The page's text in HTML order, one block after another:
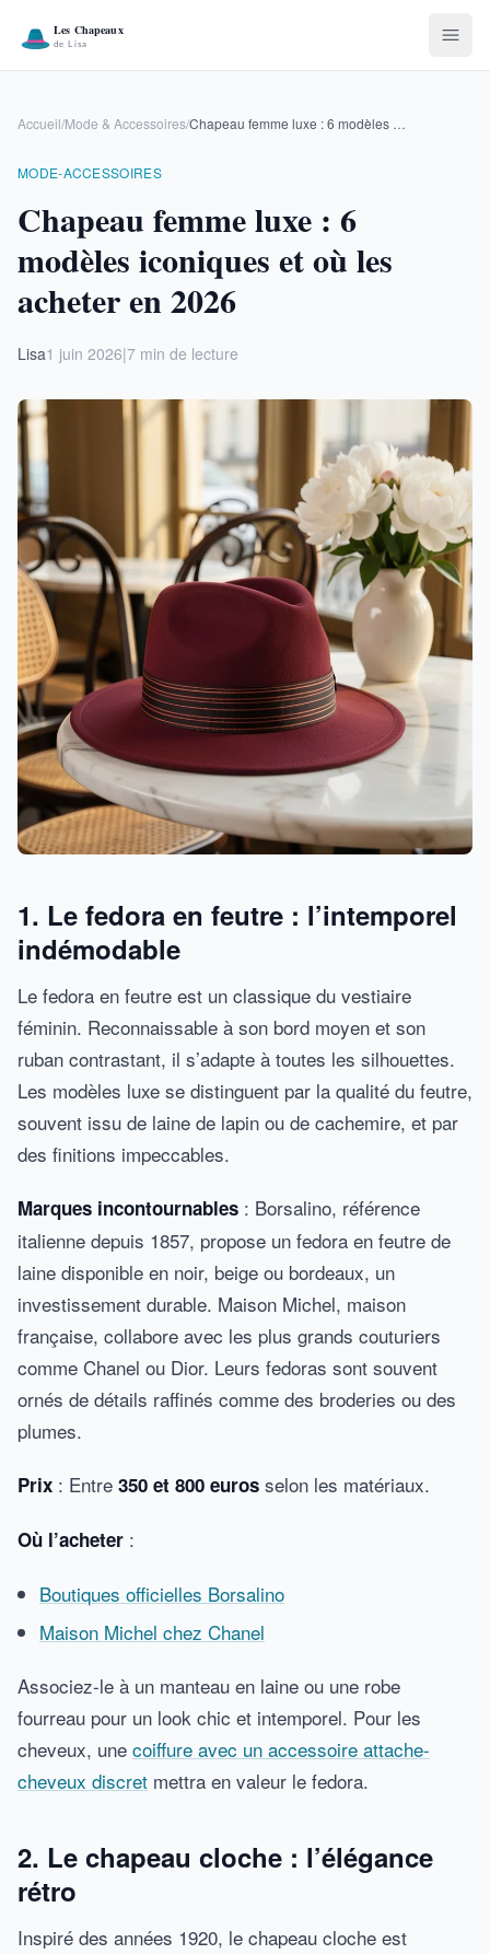
Accueil/Mode & Accessoires/ Chapeau femme luxe : 6 modèles iconiques et où les acheter en 2026
MODE-ACCESSOIRES
Chapeau femme luxe : 6
modèles iconiques et où les
acheter en 2026
Lisa1 juin 2026|7 min de lecture
1. Le fedora en feutre : l’intemporel
indémodable
Le fedora en feutre est un classique du vestiaire
féminin. Reconnaissable à son bord moyen et son
ruban contrastant, il s’adapte à toutes les silhouettes.
Les modèles luxe se distinguent par la qualité du feutre,
souvent issu de laine de lapin ou de cachemire, et par
des finitions impeccables.
Marques incontournables : Borsalino, référence
italienne depuis 1857, propose un fedora en feutre de
laine disponible en noir, beige ou bordeaux, un
investissement durable. Maison Michel, maison
française, collabore avec les plus grands couturiers
comme Chanel ou Dior. Leurs fedoras sont souvent
ornés de détails raffinés comme des broderies ou des
plumes.
Prix : Entre 350 et 800 euros selon les matériaux.
Où l’acheter :
Boutiques officielles Borsalino
Maison Michel chez Chanel
Associez-le à un manteau en laine ou une robe
fourreau pour un look chic et intemporel. Pour les
cheveux, une coiffure avec un accessoire attache-
cheveux discret mettra en valeur le fedora.
2. Le chapeau cloche : l’élégance
rétro
Inspiré des années 1920, le chapeau cloche est